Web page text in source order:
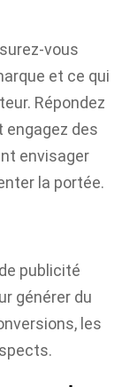
vous
et ce qui
Répondez
engagez des
envisager
la portée.
publicité
générer du
les